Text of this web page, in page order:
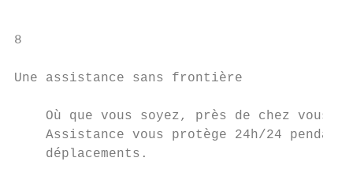
8
Une assistance sans frontière
Où que vous soyez, près de chez vous
Assistance vous protège 24h/24 pendant
    déplacements.